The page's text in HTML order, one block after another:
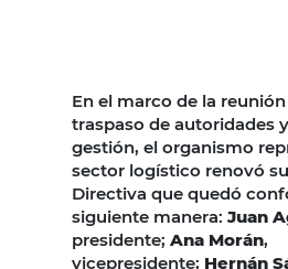
En el marco de la
traspaso de autoridades
gestión, el organismo
sector logístico renovó
Directiva que quedó
siguiente manera: Juan
presidente; Ana Morán,
vicepresidente; Hernán